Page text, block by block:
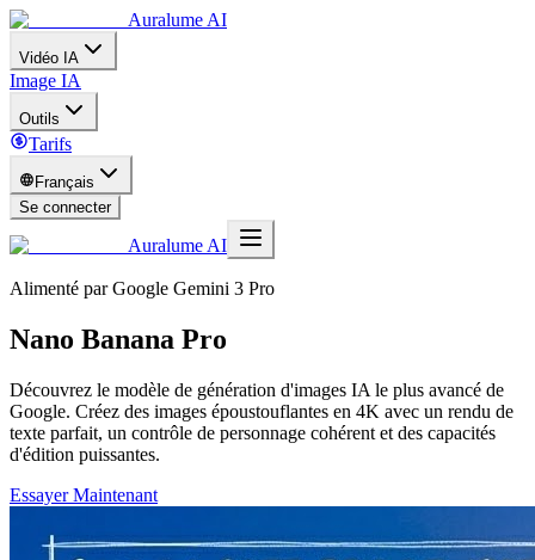
Auralume AI
Vidéo IA
Image IA
Outils
Tarifs
Français
Se connecter
Auralume AI
Alimenté par Google Gemini 3 Pro
Nano Banana Pro
Découvrez le modèle de génération d'images IA le plus avancé de
Google. Créez des images époustouflantes en 4K avec un rendu de
texte parfait, un contrôle de personnage cohérent et des capacités
d'édition puissantes.
Essayer Maintenant